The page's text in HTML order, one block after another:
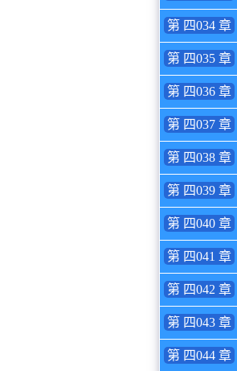
第 四034 章
第 四035 章
第 四036 章
第 四037 章
第 四038 章
第 四039 章
第 四040 章
第 四041 章
第 四042 章
第 四043 章
第 四044 章